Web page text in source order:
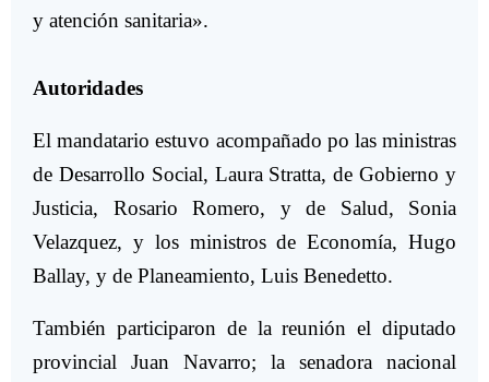
y atención sanitaria».
Autoridades
El mandatario estuvo acompañado po las ministras
de Desarrollo Social, Laura Stratta, de Gobierno y
Justicia, Rosario Romero, y de Salud, Sonia
Velazquez, y los ministros de Economía, Hugo
Ballay, y de Planeamiento, Luis Benedetto.
También participaron de la reunión el diputado
provincial Juan Navarro; la senadora nacional